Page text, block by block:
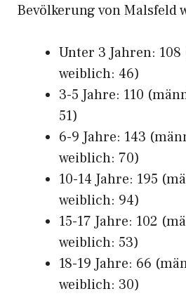
Bevölkerung von Malsfeld
Unter 3 Jahren:
weiblich: 46)
3-5 Jahre: 110
51)
6-9 Jahre: 143
weiblich: 70)
10-14 Jahre: 195
weiblich: 94)
15-17 Jahre: 102
weiblich: 53)
18-19 Jahre: 66
weiblich: 30)